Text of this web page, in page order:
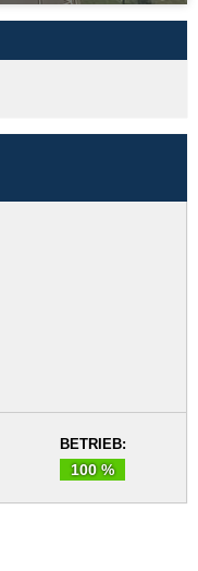
BETRIEB:
100 %